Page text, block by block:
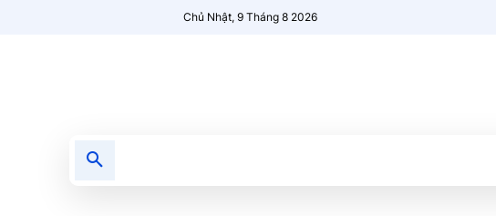
Chủ Nhật, 9 Tháng 8 2026